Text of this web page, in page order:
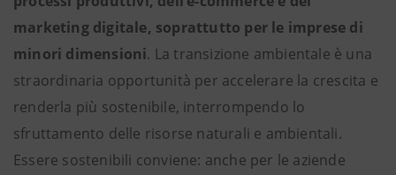
marketing digitale, soprattutto per le imprese di
minori dimensioni. La transizione ambientale è una
straordinaria opportunità per accelerare la crescita e
renderla più sostenibile, interrompendo lo
sfruttamento delle risorse naturali e ambientali.
Essere sostenibili conviene: anche per le aziende